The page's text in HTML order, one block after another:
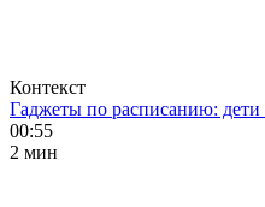
Контекст
Гаджеты по расписанию: дети
00:55
2 мин